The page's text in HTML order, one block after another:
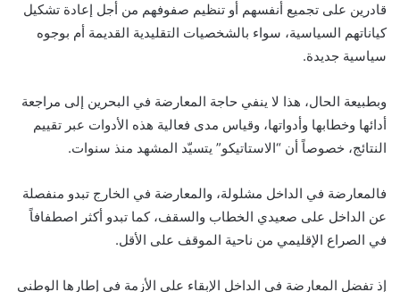
قادرين على تجميع أنفسهم أو تنظيم صفوفهم من أجل إعادة تشكيل
كياناتهم السياسية، سواء بالشخصيات التقليدية القديمة أم بوجوه
سياسية جديدة.
وبطبيعة الحال، هذا لا ينفي حاجة المعارضة في البحرين إلى مراجعة
أدائها وخطابها وأدواتها، وقياس مدى فعالية هذه الأدوات عبر تقييم
النتائج، خصوصاً أن “الاستاتيكو” يتسيّد المشهد منذ سنوات.
فالمعارضة في الداخل مشلولة، والمعارضة في الخارج تبدو منفصلة
عن الداخل على صعيدي الخطاب والسقف، كما تبدو أكثر اصطفافاً
في الصراع الإقليمي من ناحية الموقف على الأقل.
إذ تفضل المعارضة في الداخل الإبقاء على الأزمة في إطارها الوطني